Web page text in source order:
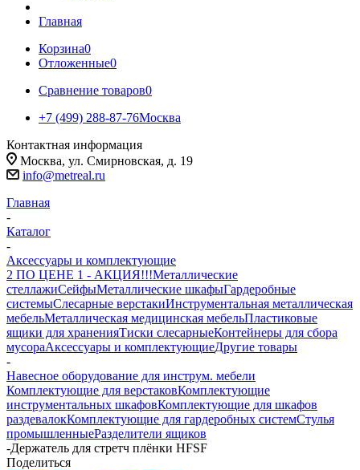
Главная
Корзина0
Отложенные0
Сравнение товаров0
+7 (499) 288-87-76Москва
Контактная информация
Москва, ул. Смирновская, д. 19
info@metreal.ru
Главная
-
Каталог
-
Аксессуары и комплектующие
2 ПО ЦЕНЕ 1 - АКЦИЯ!!!Металлические
стеллажиСейфыМеталлические шкафыГардеробные
системыСлесарные верстакиИнструментальная металлическая
мебельМеталлическая медицинская мебельПластиковые
ящики для храненияТиски слесарныеКонтейнеры для сбора
мусораАксессуары и комплектующиеДругие товары
-
Навесное оборудование для инструм. мебели
Комплектующие для верстаковКомплектующие
инструментальных шкафовКомплектующие для шкафов
раздевалокКомплектующие для гардеробных системСтулья
промышленныеРазделители ящиков
-Держатель для стретч плёнки HFSF
Поделиться